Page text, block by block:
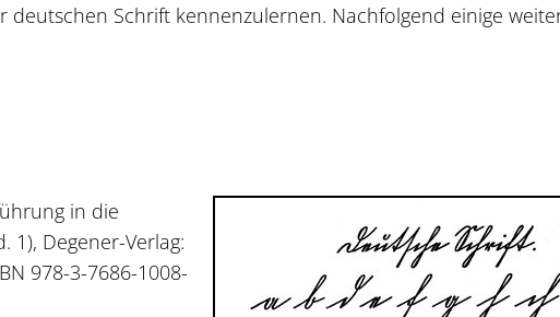
deutschen Schrift kennenzulernen. Nachfolgend einige
in die
1), Degener-Verlag:
978-3-7686-1008-